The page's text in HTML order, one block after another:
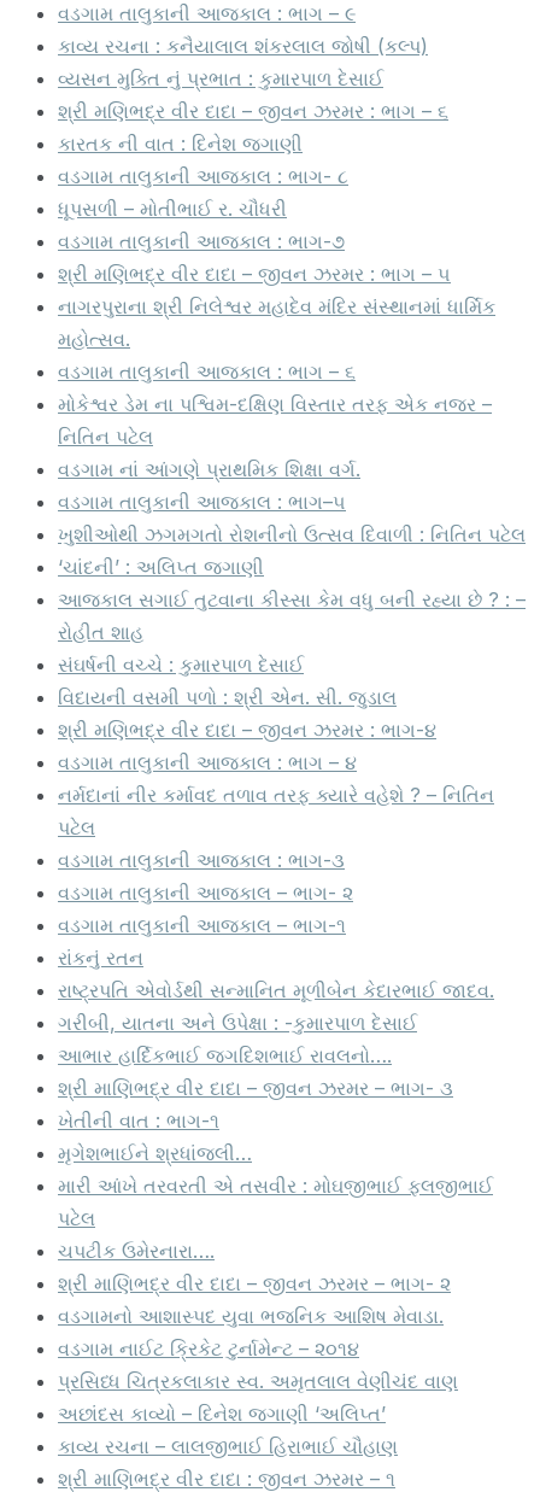
વડગામ તાલુકાની આજકાલ : ભાગ – ૯
કાવ્ય રચના : કનૈયાલાલ શંકરલાલ જોષી (કલ્પ)
વ્યસન મુક્તિ નું પ્રભાત : કુમારપાળ દેસાઈ
શ્રી મણિભદ્ર વીર દાદા – જીવન ઝરમર : ભાગ – ૬
કારતક ની વાત : દિનેશ જગાણી
વડગામ તાલુકાની આજકાલ : ભાગ- ૮
ધૂપસળી – મોતીભાઈ ર. ચૌધરી
વડગામ તાલુકાની આજકાલ : ભાગ-૭
શ્રી મણિભદ્ર વીર દાદા – જીવન ઝરમર : ભાગ – ૫
નાગરપુરાના શ્રી નિલેશ્વર મહાદેવ મંદિર સંસ્થાનમાં ધાર્મિક
મહોત્સવ.
વડગામ તાલુકાની આજકાલ : ભાગ – ૬
મોકેશ્વર ડેમ ના પશ્વિમ-દક્ષિણ વિસ્તાર તરફ એક નજર –
નિતિન પટેલ
વડગામ નાં આંગણે પ્રાથમિક શિક્ષા વર્ગ.
વડગામ તાલુકાની આજકાલ : ભાગ–૫
ખુશીઓથી ઝગમગતો રોશનીનો ઉત્સવ દિવાળી : નિતિન પટેલ
‘ચાંદની’ : અલિપ્ત જગાણી
આજકાલ સગાઈ તુટવાના કીસ્સા કેમ વધુ બની રહ્યા છે ? : –
રોહીત શાહ
સંઘર્ષની વચ્ચે : કુમારપાળ દેસાઈ
વિદાયની વસમી પળો : શ્રી એન. સી. જુડાલ
શ્રી મણિભદ્ર વીર દાદા – જીવન ઝરમર : ભાગ-૪
વડગામ તાલુકાની આજકાલ : ભાગ – ૪
નર્મદાનાં નીર કર્માવદ તળાવ તરફ ક્યારે વહેશે ? – નિતિન
પટેલ
વડગામ તાલુકાની આજકાલ : ભાગ-૩
વડગામ તાલુકાની આજકાલ – ભાગ- ૨
વડગામ તાલુકાની આજકાલ – ભાગ-૧
રાંકનું રતન
રાષ્ટ્રપતિ એવોર્ડથી સન્માનિત મૂળીબેન કેદારભાઈ જાદવ.
ગરીબી, યાતના અને ઉપેક્ષા : -કુમારપાળ દેસાઈ
આભાર હાર્દિકભાઈ જગદિશભાઈ રાવલનો….
શ્રી માણિભદ્ર વીર દાદા – જીવન ઝરમર – ભાગ- ૩
ખેતીની વાત : ભાગ-૧
મૃગેશભાઈને શ્રધાંજલી…
મારી આંખે તરવરતી એ તસવીર : મોઘજીભાઈ ફલજીભાઈ
પટેલ
ચપટીક ઉમેરનારા….
શ્રી માણિભદ્ર વીર દાદા – જીવન ઝરમર – ભાગ- ૨
વડગામનો આશાસ્પદ યુવા ભજનિક આશિષ મેવાડા.
વડગામ નાઈટ ક્રિકેટ ટુર્નામેન્ટ – ૨૦૧૪
પ્રસિધ્ધ ચિત્રકલાકાર સ્વ. અમૃતલાલ વેણીચંદ વાણ
અછાંદસ કાવ્યો – દિનેશ જગાણી ‘અલિપ્ત’
કાવ્ય રચના – લાલજીભાઈ હિરાભાઈ ચૌહાણ
શ્રી માણિભદ્ર વીર દાદા : જીવન ઝરમર – ૧